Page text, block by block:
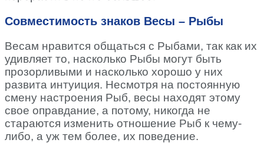
Совместимость знаков Весы – Рыбы
Весам нравится общаться с Рыбами, так как их
удивляет то, насколько Рыбы могут быть
прозорливыми и насколько хорошо у них
развита интуиция. Несмотря на постоянную
смену настроения Рыб, весы находят этому
свое оправдание, а потому, никогда не
стараются изменить отношение Рыб к чему-
либо, а уж тем более, их поведение.